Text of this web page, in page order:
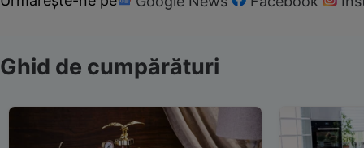
Ghid de cumpărături